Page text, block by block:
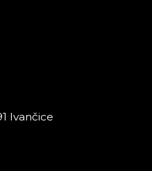
Ivančice